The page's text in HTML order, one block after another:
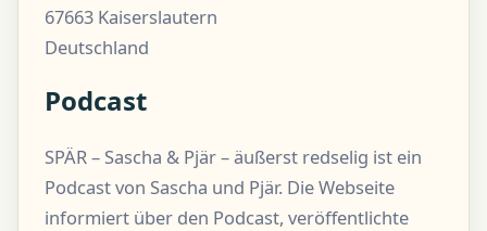
67663 Kaiserslautern
Deutschland
Podcast
SPÄR – Sascha & Pjär – äußerst redselig ist ein
Podcast von Sascha und Pjär. Die Webseite
informiert über den Podcast, veröffentlichte